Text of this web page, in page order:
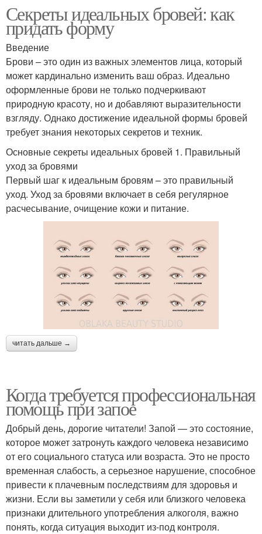
Секреты идеальных бровей: как
придать форму
Введение
Брови – это один из важных элементов лица, который
может кардинально изменить ваш образ. Идеально
оформленные брови не только подчеркивают
природную красоту, но и добавляют выразительности
взгляду. Однако достижение идеальной формы бровей
требует знания некоторых секретов и техник.
Основные секреты идеальных бровей 1. Правильный
уход за бровями
Первый шаг к идеальным бровям – это правильный
уход. Уход за бровями включает в себя регулярное
расчесывание, очищение кожи и питание.
читать дальше →
Когда требуется профессиональная
помощь при запое
Добрый день, дорогие читатели! Запой — это состояние,
которое может затронуть каждого человека независимо
от его социального статуса или возраста. Это не просто
временная слабость, а серьезное нарушение, способное
привести к плачевным последствиям для здоровья и
жизни. Если вы заметили у себя или близкого человека
признаки длительного употребления алкоголя, важно
понять, когда ситуация выходит из-под контроля.